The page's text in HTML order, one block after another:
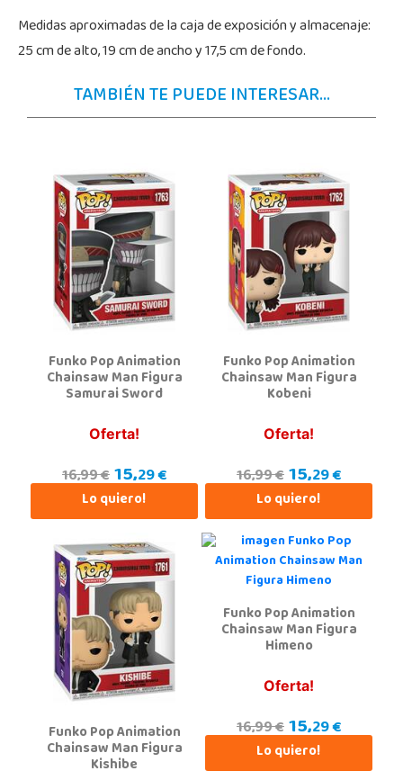
Medidas aproximadas de la caja de exposición y almacenaje:
25 cm de alto, 19 cm de ancho y 17,5 cm de fondo.
TAMBIÉN TE PUEDE INTERESAR...
Funko Pop Animation
Chainsaw Man Figura
Samurai Sword
Oferta!
16,99 €15,29 €
Lo quiero!
Funko Pop Animation
Chainsaw Man Figura
Kobeni
Oferta!
16,99 €15,29 €
Lo quiero!
Funko Pop Animation
Chainsaw Man Figura
Kishibe
Funko Pop Animation
Chainsaw Man Figura
Himeno
Oferta!
16,99 €15,29 €
Lo quiero!